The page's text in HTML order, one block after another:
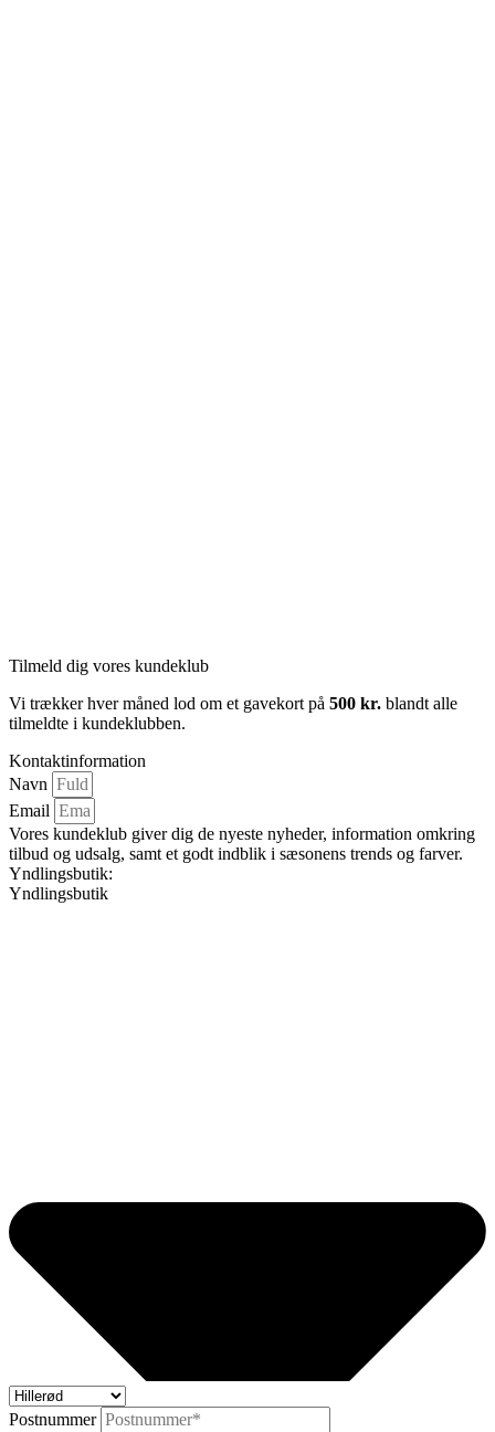
Tilmeld dig vores kundeklub
Vi trækker hver måned lod om et gavekort på 500 kr. blandt alle
tilmeldte i kundeklubben.
Kontaktinformation
Navn
Email
Vores kundeklub giver dig de nyeste nyheder, information omkring
tilbud og udsalg, samt et godt indblik i sæsonens trends og farver.
Yndlingsbutik:
Yndlingsbutik
Postnummer